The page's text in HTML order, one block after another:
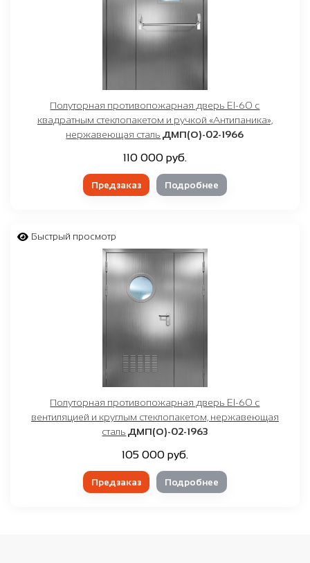
Полуторная противопожарная дверь EI-60 с
квадратным стеклопакетом и ручкой «Антипаника»,
нержавеющая сталь ДМП(О)-02-1966
110 000 руб.
Предзаказ Подробнее
Быстрый просмотр
Полуторная противопожарная дверь EI-60 с
вентиляцией и круглым стеклопакетом, нержавеющая
сталь ДМП(О)-02-1963
105 000 руб.
Предзаказ Подробнее